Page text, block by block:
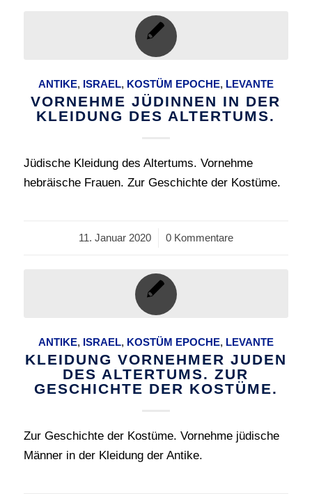
ANTIKE, ISRAEL, KOSTÜM EPOCHE, LEVANTE
VORNEHME JÜDINNEN IN DER
KLEIDUNG DES ALTERTUMS.
Jüdische Kleidung des Altertums. Vornehme
hebräische Frauen. Zur Geschichte der Kostüme.
11. Januar 2020
/ 0 Kommentare
ANTIKE, ISRAEL, KOSTÜM EPOCHE, LEVANTE
KLEIDUNG VORNEHMER JUDEN
DES ALTERTUMS. ZUR
GESCHICHTE DER KOSTÜME.
Zur Geschichte der Kostüme. Vornehme jüdische
Männer in der Kleidung der Antike.